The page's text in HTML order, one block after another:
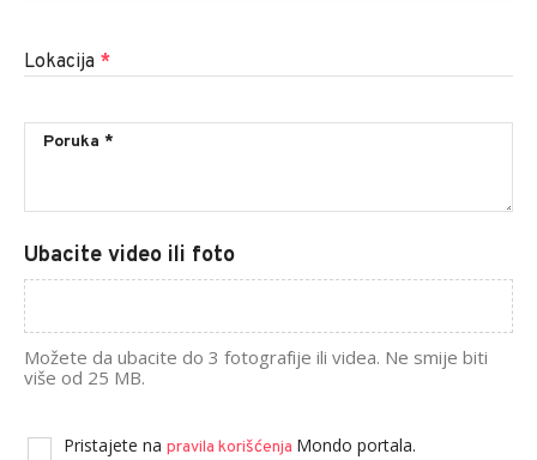
Lokacija *
Ubacite video ili foto
Možete da ubacite do 3 fotografije ili videa. Ne smije biti
više od 25 MB.
Pristajete na pravila korišćenja Mondo portala.